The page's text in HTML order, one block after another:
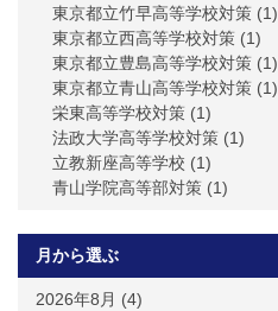
東京都立竹早高等学校対策 (1)
東京都立西高等学校対策 (1)
東京都立豊島高等学校対策 (1)
東京都立青山高等学校対策 (1)
栄東高等学校対策 (1)
法政大学高等学校対策 (1)
立教新座高等学校 (1)
青山学院高等部対策 (1)
月から選ぶ
2026年8月 (4)